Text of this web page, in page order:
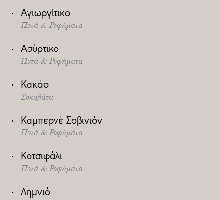
Αγιωργίτικο
Ποτά & Ροφήματα
Ασύρτικο
Ποτά & Ροφήματα
Κακάο
Σοκολάτα
Καμπερνέ Σοβινιόν
Ποτά & Ροφήματα
Κοτσιφάλι
Ποτά & Ροφήματα
Λημνιό